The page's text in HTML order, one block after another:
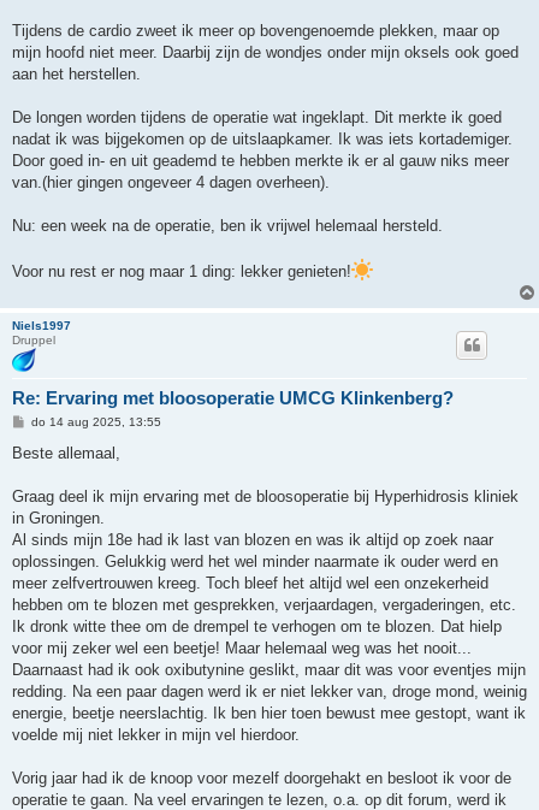
Tijdens de cardio zweet ik meer op bovengenoemde plekken, maar op
mijn hoofd niet meer. Daarbij zijn de wondjes onder mijn oksels ook goed
aan het herstellen.
De longen worden tijdens de operatie wat ingeklapt. Dit merkte ik goed
nadat ik was bijgekomen op de uitslaapkamer. Ik was iets kortademiger.
Door goed in- en uit geademd te hebben merkte ik er al gauw niks meer
van.(hier gingen ongeveer 4 dagen overheen).
Nu: een week na de operatie, ben ik vrijwel helemaal hersteld.
Voor nu rest er nog maar 1 ding: lekker genieten!
Niels1997
Druppel
Re: Ervaring met bloosoperatie UMCG Klinkenberg?
B
r
h
do 14 aug 2025, 13:55
Beste allemaal,
Graag deel ik mijn ervaring met de bloosoperatie bij Hyperhidrosis kliniek
in Groningen.
Al sinds mijn 18e had ik last van blozen en was ik altijd op zoek naar
oplossingen. Gelukkig werd het wel minder naarmate ik ouder werd en
meer zelfvertrouwen kreeg. Toch bleef het altijd wel een onzekerheid
hebben om te blozen met gesprekken, verjaardagen, vergaderingen, etc.
Ik dronk witte thee om de drempel te verhogen om te blozen. Dat hielp
voor mij zeker wel een beetje! Maar helemaal weg was het nooit...
Daarnaast had ik ook oxibutynine geslikt, maar dit was voor eventjes mijn
redding. Na een paar dagen werd ik er niet lekker van, droge mond, weinig
energie, beetje neerslachtig. Ik ben hier toen bewust mee gestopt, want ik
voelde mij niet lekker in mijn vel hierdoor.
Vorig jaar had ik de knoop voor mezelf doorgehakt en besloot ik voor de
operatie te gaan. Na veel ervaringen te lezen, o.a. op dit forum, werd ik